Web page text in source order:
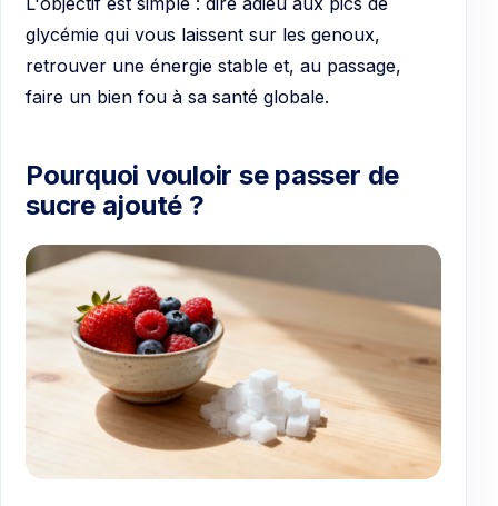
glycémie qui vous laissent sur les genoux,
retrouver une énergie stable et, au passage,
faire un bien fou à sa santé globale.
Pourquoi vouloir se passer de
sucre ajouté ?